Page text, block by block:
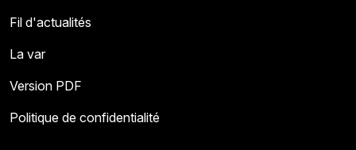
Fil d'actualités
La var
Version PDF
Politique de confidentialité